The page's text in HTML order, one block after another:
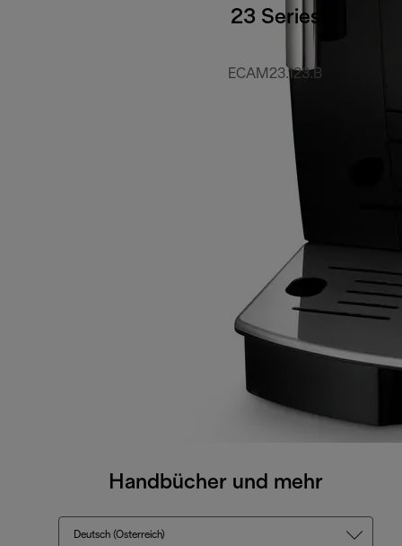
23 Series
ECAM23.123.B
Handbücher und mehr
Deutsch (Österreich)